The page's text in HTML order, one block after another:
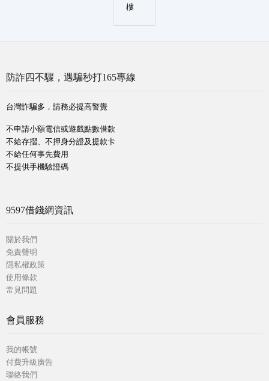
樓
防詐四不驟，遇騙秒打165專線
台灣詐騙多，請務必提高警覺
不申請小額電信或遊戲點數借款
不給存摺、不押身分證及提款卡
不給任何事先費用
不提供手機驗證碼
9597借錢網資訊
關於我們
免責聲明
隱私權政策
使用條款
常見問題
會員服務
我的帳號
付費升級廣告
聯絡我們